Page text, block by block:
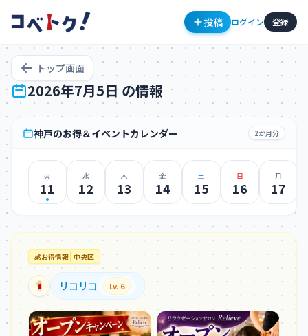
投稿 ログイン 登録
トップ画面
2026年7月5日 の情報
神戸のお得＆イベントカレンダー 2か月分
火
11
水
12
木
13
金
14
土
15
日
16
月
17
💰お得情報 中央区
リコリコ Lv. 6
コメント
コメントを投稿するにはログインが必要です
ログイン
新規登録